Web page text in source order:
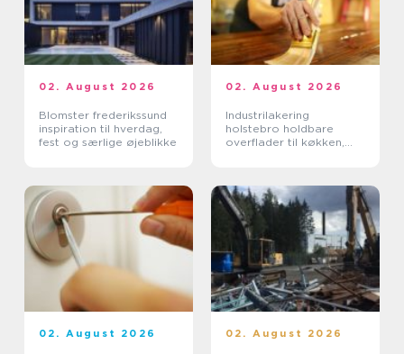
02. August 2026
Blomster frederikssund
inspiration til hverdag,
fest og særlige øjeblikke
02. August 2026
Industrilakering
holstebro holdbare
overflader til køkken,
02. August 2026 02. August 2026